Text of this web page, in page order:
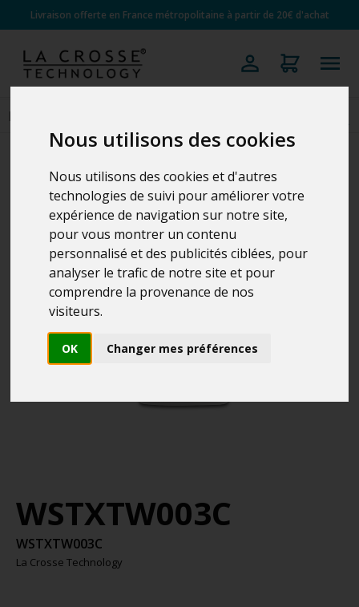
Nous utilisons des cookies
Nous utilisons des cookies et d'autres
technologies de suivi pour améliorer votre
expérience de navigation sur notre site,
pour vous montrer un contenu
personnalisé et des publicités ciblées, pour
analyser le trafic de notre site et pour
comprendre la provenance de nos
visiteurs.
OK Changer mes préférences
Livraison offerte en France métropolitaine à partir de 20€ d'achat
WSTXTW003C
WSTXTW003C
La Crosse Technology